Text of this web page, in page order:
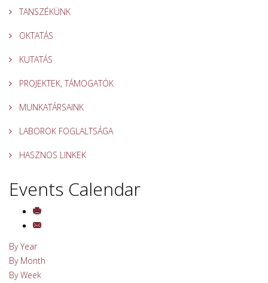
TANSZÉKÜNK
OKTATÁS
KUTATÁS
PROJEKTEK, TÁMOGATÓK
MUNKATÁRSAINK
LABOROK FOGLALTSÁGA
HASZNOS LINKEK
Events Calendar
By Year
By Month
By Week